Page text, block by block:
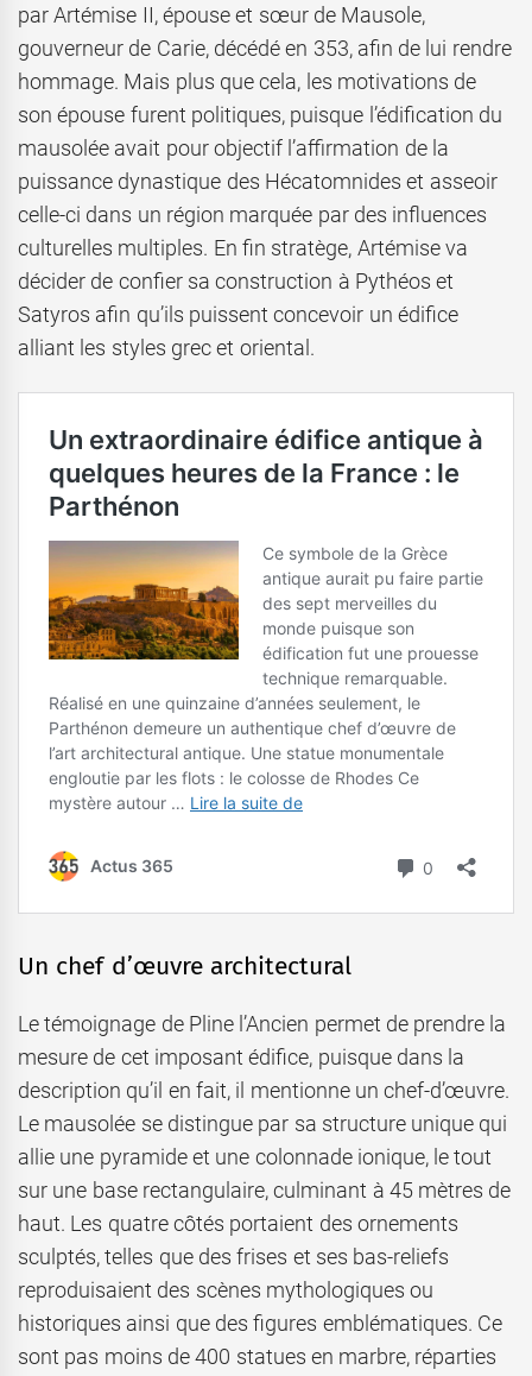
par Artémise II, épouse et sœur de Mausole,
gouverneur de Carie, décédé en 353, afin de lui rendre
hommage. Mais plus que cela, les motivations de
son épouse furent politiques, puisque l’édification du
mausolée avait pour objectif l’affirmation de la
puissance dynastique des Hécatomnides et asseoir
celle-ci dans un région marquée par des influences
culturelles multiples. En fin stratège, Artémise va
décider de confier sa construction à Pythéos et
Satyros afin qu’ils puissent concevoir un édifice
alliant les styles grec et oriental.
Un chef d’œuvre architectural
Le témoignage de Pline l’Ancien permet de prendre la
mesure de cet imposant édifice, puisque dans la
description qu’il en fait, il mentionne un chef-d’œuvre.
Le mausolée se distingue par sa structure unique qui
allie une pyramide et une colonnade ionique, le tout
sur une base rectangulaire, culminant à 45 mètres de
haut. Les quatre côtés portaient des ornements
sculptés, telles que des frises et ses bas-reliefs
reproduisaient des scènes mythologiques ou
historiques ainsi que des figures emblématiques. Ce
sont pas moins de 400 statues en marbre, réparties